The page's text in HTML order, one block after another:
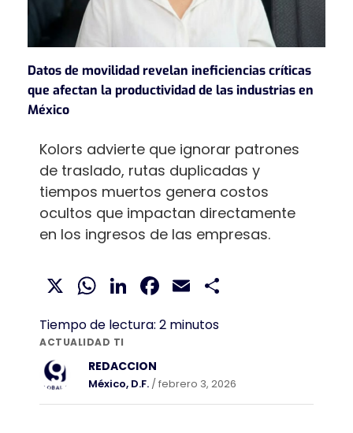
Datos de movilidad revelan ineficiencias críticas
que afectan la productividad de las industrias en
México
X WhatsApp
LinkedIn
Facebook
Email
Tiempo de lectura: 2 minutos
ACTUALIDAD TI
Kolors advierte que ignorar patrones
de traslado, rutas duplicadas y
tiempos muertos genera costos
ocultos que impactan directamente
en los ingresos de las empresas.
REDACCION
México, D.F. / febrero 3, 2026